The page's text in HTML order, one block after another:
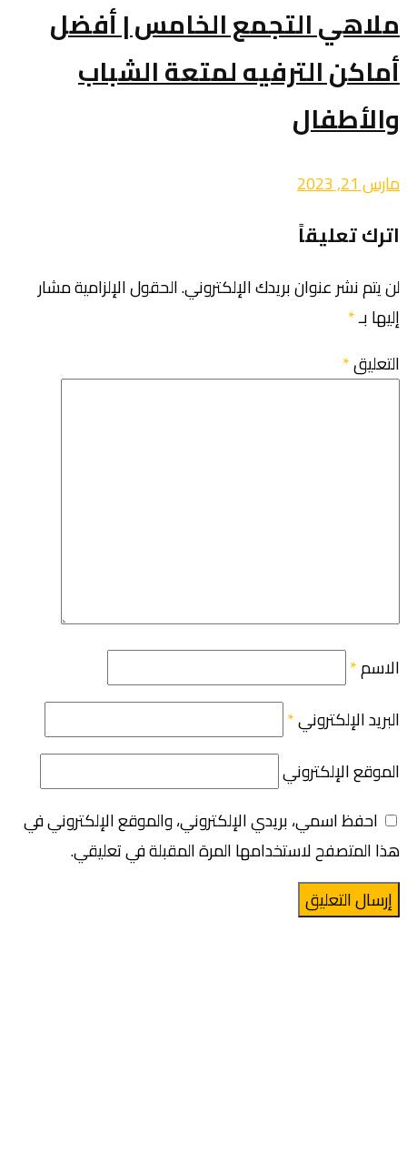
ملاهي التجمع الخامس | أفضل
أماكن الترفيه لمتعة الشباب
والأطفال
مارس 21, 2023
اترك تعليقاً
لن يتم نشر عنوان بريدك الإلكتروني.الحقول الإلزامية مشار
إليها بـ*
التعليق*
الاسم*
البريد الإلكتروني*
الموقع الإلكتروني
احفظ اسمي، بريدي الإلكتروني، والموقع الإلكتروني في
هذا المتصفح لاستخدامها المرة المقبلة في تعليقي.